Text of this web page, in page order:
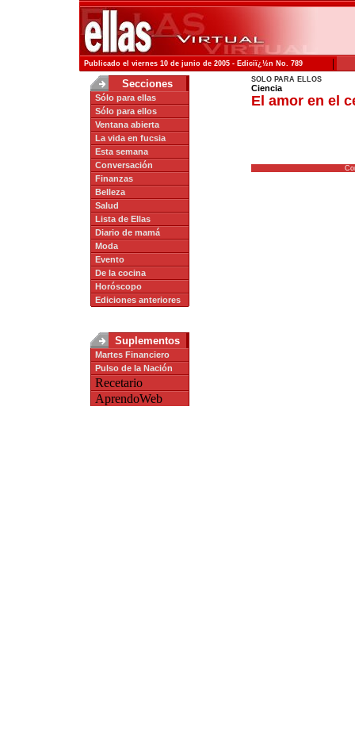
Publicado el viernes 10 de junio de 2005 - Ediciï¿½n No. 789 |
Secciones
Sólo para ellas
Sólo para ellos
Ventana abierta
La vida en fucsia
Esta semana
Conversación
Finanzas
Belleza
Salud
Lista de Ellas
Diario de mamá
Moda
Evento
De la cocina
Horóscopo
Ediciones anteriores
Suplementos
Martes Financiero
Pulso de la Nación
Recetario
AprendoWeb
SOLO PARA ELLOS
Ciencia
El amor en el